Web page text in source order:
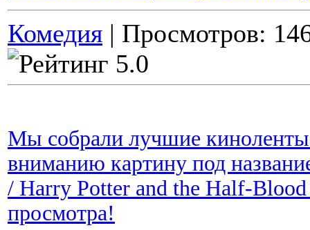
Комедия | Просмотров:
Мы собрали лучшие киноленты
вниманию картину под
/ Harry Potter and the Half-
просмотра!